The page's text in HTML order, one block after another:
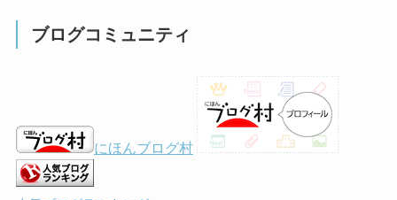
ブログコミュニティ
にほんブログ村